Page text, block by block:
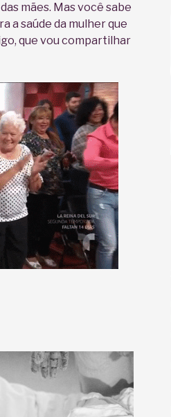
mães. Mas você sabe
a saúde da mulher que
que vou compartilhar